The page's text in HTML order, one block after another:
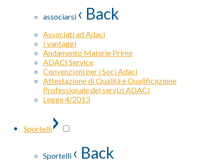
associarsi ‹ Back
Associati ad Adaci
I vantaggi
Andamento Materie Prime
ADACI Service
Convenzioni per i Soci Adaci
Attestazione di Qualità e Qualificazione
Professionale dei servizi ADACI
Legge 4/2013
Sportelli›
Sportelli ‹ Back